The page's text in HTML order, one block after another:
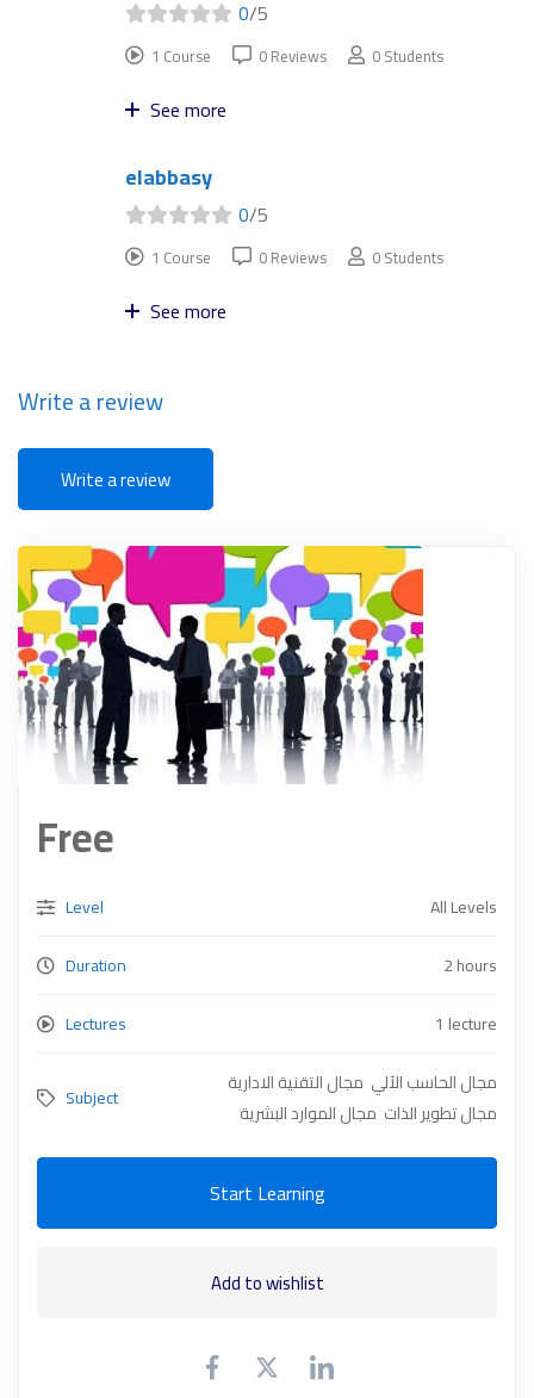
0/5
1 Course 0 Reviews 0 Students
See more
elabbasy
0/5
1 Course 0 Reviews 0 Students
See more
Write a review
Write a review
Free
Level
All Levels
Duration
2 hours
Lectures
1 lecture
Subject مجال التقنية الادارية مجال الحاسب الآلي
مجال الموارد البشرية مجال تطوير الذات
Start Learning
Add to wishlist